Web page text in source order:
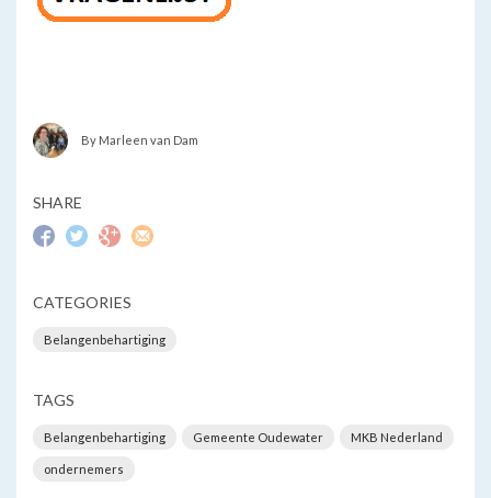
By Marleen van Dam
SHARE
CATEGORIES
Belangenbehartiging
TAGS
Belangenbehartiging Gemeente Oudewater MKB Nederland
ondernemers